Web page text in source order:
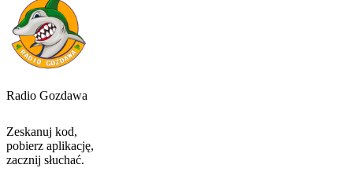
Radio Gozdawa
Zeskanuj kod,
pobierz aplikację,
zacznij słuchać.